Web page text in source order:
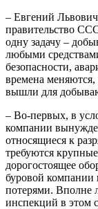
– Евгений
правительство
одну задачу –
любыми
безопасности,
времена меняются,
вышли для
– Во-первых, в
компании
относящиеся к
требуются
дорогостоящее
буровой
потерями. Вполне
инспекций в этом